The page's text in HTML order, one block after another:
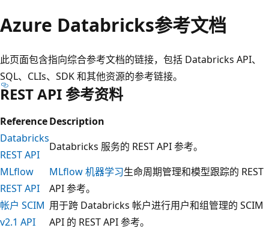
Azure Databricks参考文档
此页面包含指向综合参考文档的链接，包括 Databricks API、
SQL、CLIs、SDK 和其他资源的参考链接。
REST API 参考资料
ReferenceDescription
Databricks
REST API
Databricks 服务的 REST API 参考。
MLflow
REST API
MLflow 机器学习生命周期管理和模型跟踪的 REST
API 参考。
帐户 SCIM
v2.1 API
用于跨 Databricks 帐户进行用户和组管理的 SCIM
API 的 REST API 参考。